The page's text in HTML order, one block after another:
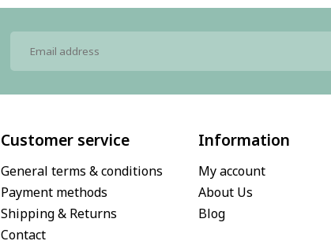
Customer service
General terms & conditions
Payment methods
Shipping & Returns
Contact
Information
My account
About Us
Blog